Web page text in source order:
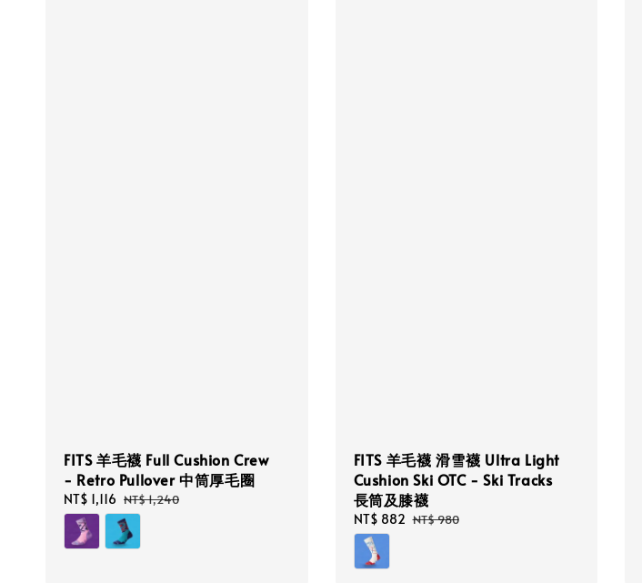
FITS 羊毛襪 Full Cushion Crew
- Retro Pullover 中筒厚毛圈
Sale
price
NT$ 1,116 Regular
price
NT$ 1,240
FITS 羊毛襪 滑雪襪 Ultra Light
Cushion Ski OTC - Ski Tracks
長筒及膝襪
Sale
price
NT$ 882 Regular
NT$ 980